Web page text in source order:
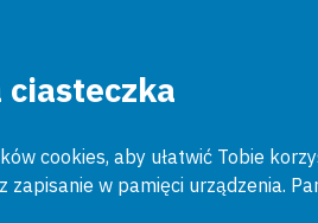
ciasteczka
cookies, aby ułatwić Tobie
zapisanie w pamięci urządzenia.